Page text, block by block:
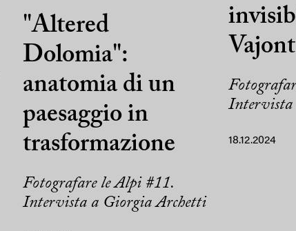
"Altered
Dolomia":
anatomia di un
paesaggio in
trasformazione
Fotografare le Alpi #11.
Intervista a Giorgia Archetti
Vajont
Intervista
18.12.2024